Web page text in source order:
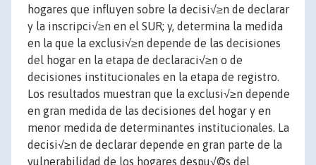
hogares que influyen sobre la decisi√≥n de declarar
y la inscripci√≥n en el SUR; y, determina la medida
en la que la exclusi√≥n depende de las decisiones
del hogar en la etapa de declaraci√≥n o de
decisiones institucionales en la etapa de registro.
Los resultados muestran que la exclusi√≥n depende
en gran medida de las decisiones del hogar y en
menor medida de determinantes institucionales. La
decisi√≥n de declarar depende en gran parte de la
vulnerabilidad de los hogares despu√©s del